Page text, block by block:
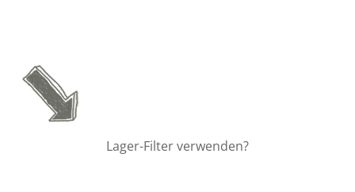
Lager-Filter verwenden?